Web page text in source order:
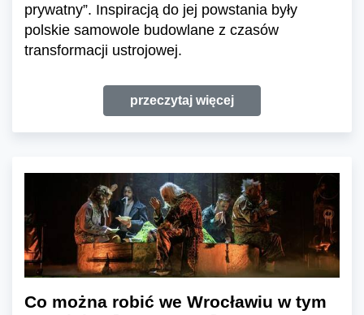
prywatny”. Inspiracją do jej powstania były
polskie samowole budowlane z czasów
transformacji ustrojowej.
przeczytaj więcej
Co można robić we Wrocławiu w tym